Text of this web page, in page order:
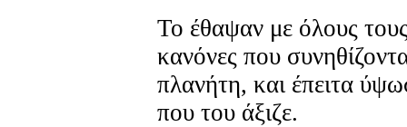
Το έθαψαν με όλους
κανόνες που
πλανήτη, και έπειτα
που του άξιζε.